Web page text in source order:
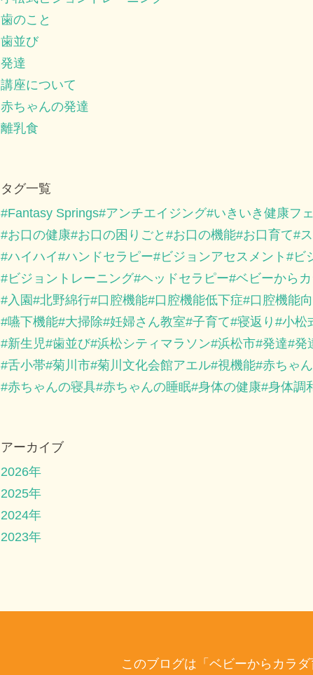
歯のこと
歯並び
発達
講座について
赤ちゃんの発達
離乳食
タグ一覧
Fantasy Springs アンチエイジング いきいき健康フ
お口の健康 お口の困りごと お口の機能 お口育て
ハイハイ
ハンドセラピー ビジョンアセスメント
ビ
ビジョントレーニング ヘッドセラピー ベビーから
入園
北野綿行 口腔機能 口腔機能低下症 口腔機能
嚥下機能 大掃除 妊婦さん教室 子育て 寝返り 小松
新生児 歯並び 浜松シティマラソン 浜松市 発達 発
舌小帯 菊川市 菊川文化会館アエル 視機能 赤ちゃ
赤ちゃんの寝具 赤ちゃんの睡眠 身体の健康 身体調
アーカイブ
2026年
2025年
2024年
2023年
このブログは「ベビーからカラ